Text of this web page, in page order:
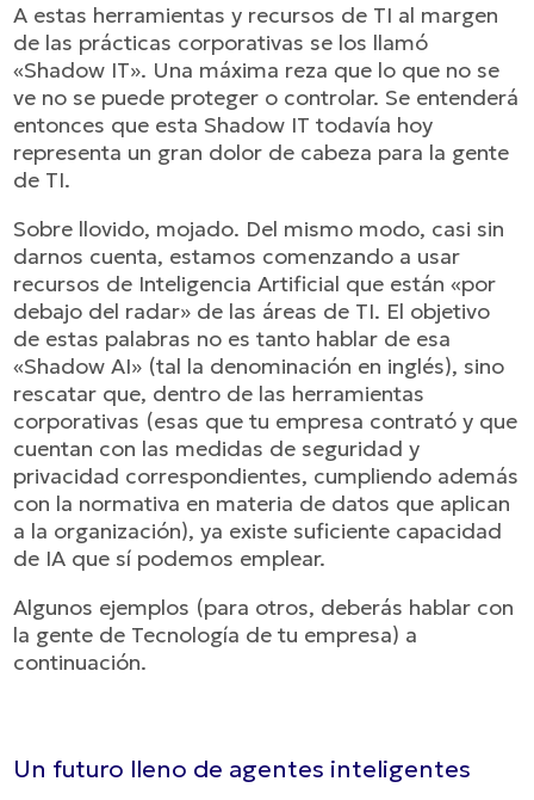
A estas herramientas y recursos de TI al margen
de las prácticas corporativas se los llamó
«Shadow IT». Una máxima reza que lo que no se
ve no se puede proteger o controlar. Se entenderá
entonces que esta Shadow IT todavía hoy
representa un gran dolor de cabeza para la gente
de TI.
Sobre llovido, mojado. Del mismo modo, casi sin
darnos cuenta, estamos comenzando a usar
recursos de Inteligencia Artificial que están «por
debajo del radar» de las áreas de TI. El objetivo
de estas palabras no es tanto hablar de esa
«Shadow AI» (tal la denominación en inglés), sino
rescatar que, dentro de las herramientas
corporativas (esas que tu empresa contrató y que
cuentan con las medidas de seguridad y
privacidad correspondientes, cumpliendo además
con la normativa en materia de datos que aplican
a la organización), ya existe suficiente capacidad
de IA que sí podemos emplear.
Algunos ejemplos (para otros, deberás hablar con
la gente de Tecnología de tu empresa) a
continuación.
Un futuro lleno de agentes inteligentes